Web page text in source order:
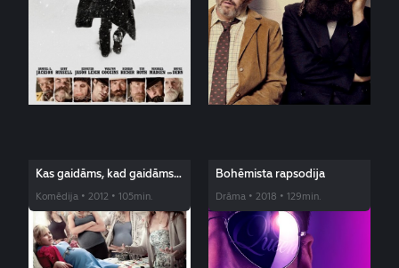
Kas gaidāms, kad gaidāms
Komēdija • 2012 • 105min.
Bohēmista rapsodija
Drāma • 2018 • 129min.